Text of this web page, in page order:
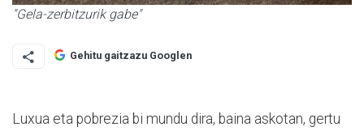
"Gela-zerbitzurik gabe"
Gehitu gaitzazu Googlen
Luxua eta pobrezia bi mundu dira, baina askotan, gertu